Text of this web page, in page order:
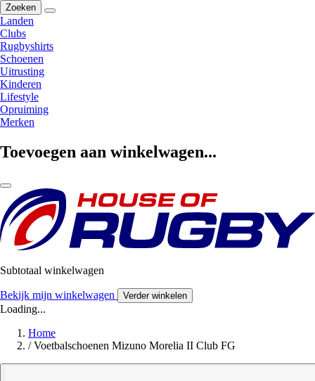
Zoeken
Landen
Clubs
Rugbyshirts
Schoenen
Uitrusting
Kinderen
Lifestyle
Opruiming
Merken
Toevoegen aan winkelwagen...
Subtotaal winkelwagen
Bekijk mijn winkelwagen Verder winkelen
Loading...
Home
/ Voetbalschoenen Mizuno Morelia II Club FG